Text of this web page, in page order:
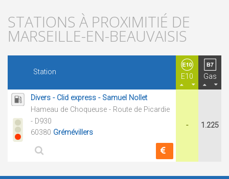
STATIONS À PROXIMITIÉ DE
MARSEILLE-EN-BEAUVAISIS
Station
E10 Gas
Divers - Clid express - Samuel Nollet
Hameau de Choqueuse - Route de Picardie
- D930
60380 Grémévillers
- 1.225